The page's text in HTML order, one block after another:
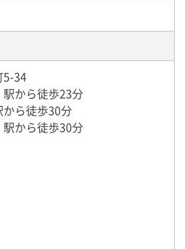
5-34
から徒歩23分
ら徒歩30分
から徒歩30分